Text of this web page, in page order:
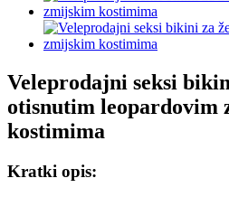
Veleprodajni seksi
otisnutim leopardovim
kostimima
Kratki opis: